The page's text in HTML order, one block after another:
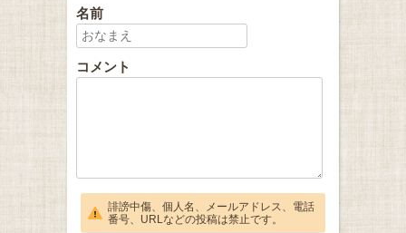
名前
コメント
誹謗中傷、個人名、メールアドレス、電話
番号、URLなどの投稿は禁止です。